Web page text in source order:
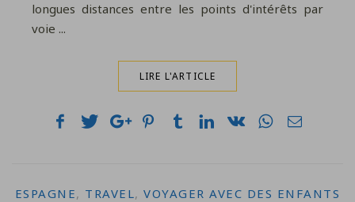
longues distances entre les points d'intérêts par
voie ...
LIRE L'ARTICLE
ESPAGNE, TRAVEL,VOYAGER AVEC DES ENFANTS